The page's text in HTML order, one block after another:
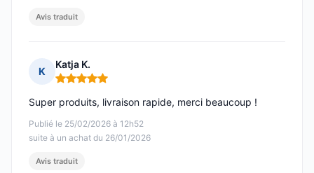
Avis traduit
K
Katja K.
Note : 5 sur 5
Publié le 25/02/2026 à 12h52
suite à un achat du 26/01/2026
Super produits, livraison rapide, merci beaucoup !
Avis traduit